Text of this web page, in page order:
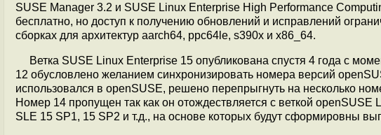
SUSE Manager 3.2 и SUSE Linux Enterprise High Performance
бесплатно, но доступ к получению обновлений и исправлений
сборках для архитектур aarch64, ppc64le, s390x и x86_64.
Ветка SUSE Linux Enterprise 15 опубликована спустя 4 года с
12 обусловлено желанием синхронизировать номера версий
использовался в openSUSE, решено перепрыгнуть на несколько
Номер 14 пропущен так как он отождествляется с веткой
SLE 15 SP1, 15 SP2 и т.д., на основе которых будут сформировны